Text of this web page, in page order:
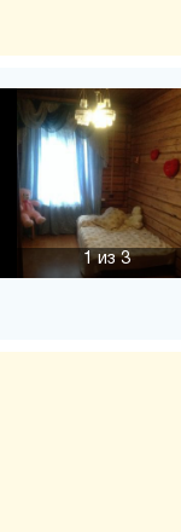
1из 3